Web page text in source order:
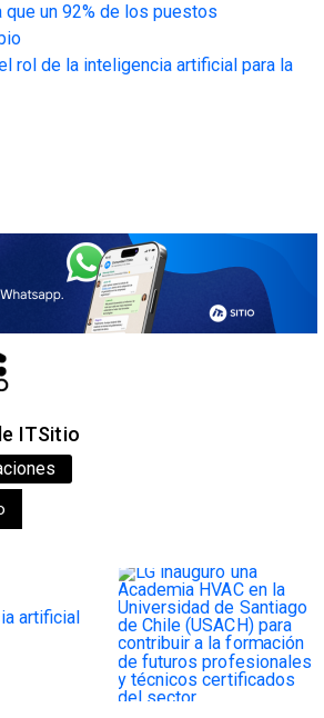
que un 92% de los puestos
rol de la inteligencia artificial para la
ITSitio